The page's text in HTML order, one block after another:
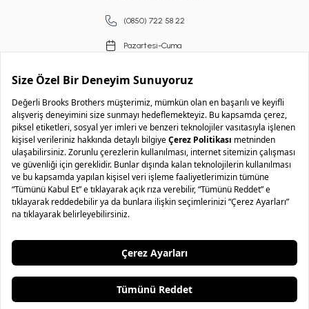
(0850) 722 58 22
Pazartesi-Cuma